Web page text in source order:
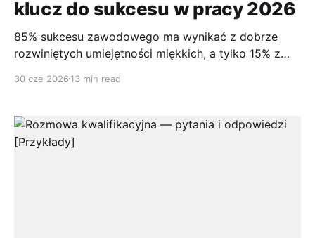
klucz do sukcesu w pracy 2026
85% sukcesu zawodowego ma wynikać z dobrze
rozwiniętych umiejętności miękkich, a tylko 15% z
przywołane przez opracowanie o umiejętnościach
zmieniają sposób myślenia o karierze. W praktyce
widzę to bardzo wyraźnie. Kandydat może mieć
30 cze 2026 13 min read